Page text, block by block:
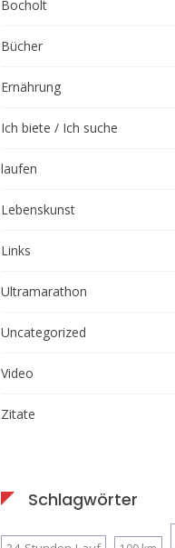
Bocholt
Bücher
Ernährung
Ich biete / Ich suche
laufen
Lebenskunst
Links
Ultramarathon
Uncategorized
Video
Zitate
Schlagwörter